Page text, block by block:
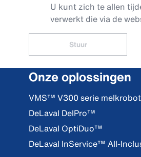
U kunt zich te allen
verwerkt die via de
Stuur
Onze oplossingen
VMS™ V300 serie melkrobot
DeLaval DelPro™
DeLaval OptiDuo™
DeLaval InService™ All-